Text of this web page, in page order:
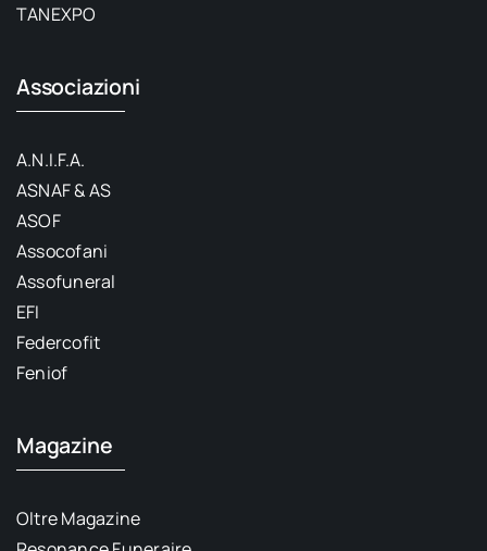
TANEXPO
Associazioni
A.N.I.F.A.
ASNAF & AS
ASOF
Assocofani
Assofuneral
EFI
Federcofit
Feniof
Magazine
Oltre Magazine